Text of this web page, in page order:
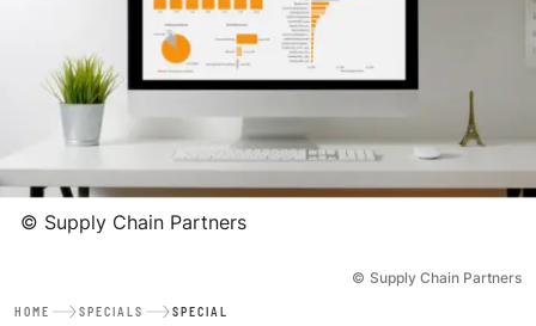
© Supply Chain Partners
© Supply Chain Partners
HOME SPECIALS SPECIAL